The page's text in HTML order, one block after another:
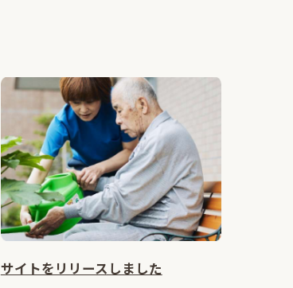
サイトをリリースしました